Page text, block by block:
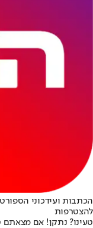
הכתבות ועידכוני
להצטרפות
טעינו? נתקן! אם